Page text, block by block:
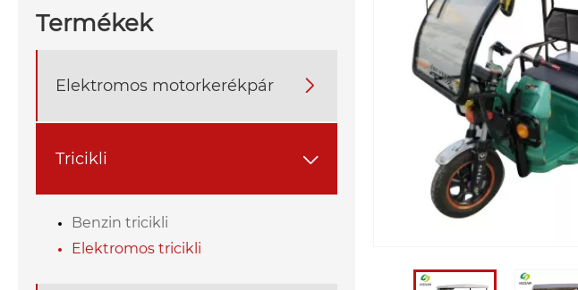
Termékek
Elektromos motorkerékpár 
Tricikli 
Benzin tricikli
Elektromos tricikli